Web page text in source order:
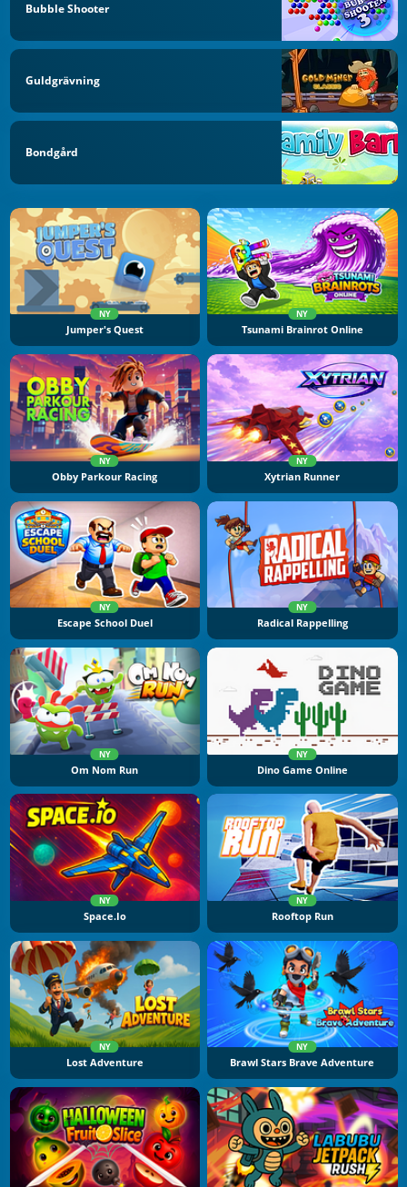
Bubble Shooter
Guldgrävning
Bondgård
NY
Jumper's Quest
NY
Tsunami Brainrot Online
NY
Obby Parkour Racing
NY
Xytrian Runner
NY
Escape School Duel
NY
Radical Rappelling
NY
Om Nom Run
NY
Dino Game Online
NY
Space.io
NY
Rooftop Run
NY
Lost Adventure
NY
Brawl Stars Brave Adventure